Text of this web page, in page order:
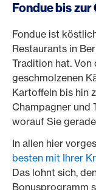
Fondue bis
Fondue ist
Restaurants in
Tradition hat. Von
geschmolzenen
Kartoffeln bis hin
Champagner und
worauf Sie
In allen hier
besten mit Ihrer
Das lohnt sich,
Bonusprogramm